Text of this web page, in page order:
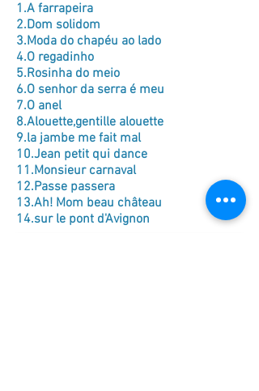
1.A farrapeira
2.Dom solidom
3.Moda do chapéu ao lado
4.O regadinho
5.Rosinha do meio
6.O senhor da serra é meu
7.O anel
8.Alouette,gentille alouette
9.la jambe me fait mal
10.Jean petit qui dance
11.Monsieur carnaval
12.Passe passera
13.Ah! Mom beau château
14.sur le pont d'Avignon